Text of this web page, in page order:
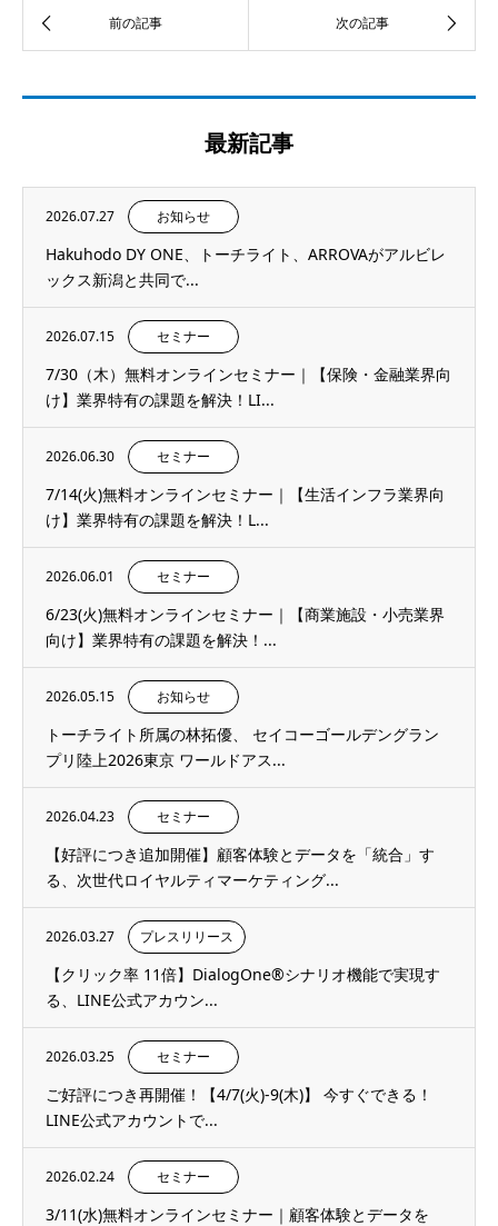
最新記事
2026.07.27 お知らせ
Hakuhodo DY ONE、トーチライト、ARROVAがアルビレ
ックス新潟と共同で...
2026.07.15 セミナー
7/30（木）無料オンラインセミナー｜【保険・金融業界向
け】業界特有の課題を解決！LI...
2026.06.30 セミナー
7/14(火)無料オンラインセミナー｜【生活インフラ業界向
け】業界特有の課題を解決！L...
2026.06.01 セミナー
6/23(火)無料オンラインセミナー｜【商業施設・小売業界
向け】業界特有の課題を解決！...
2026.05.15 お知らせ
トーチライト所属の林拓優、 セイコーゴールデングラン
プリ陸上2026東京 ワールドアス...
2026.04.23 セミナー
【好評につき追加開催】顧客体験とデータを「統合」す
る、次世代ロイヤルティマーケティング...
2026.03.27 プレスリリース
【クリック率 11倍】DialogOne®シナリオ機能で実現す
る、LINE公式アカウン...
2026.03.25 セミナー
ご好評につき再開催！【4/7(火)-9(木)】 今すぐできる！
LINE公式アカウントで...
2026.02.24 セミナー
3/11(水)無料オンラインセミナー｜顧客体験とデータを